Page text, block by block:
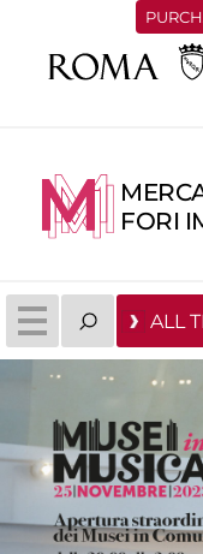
FORI
ALL